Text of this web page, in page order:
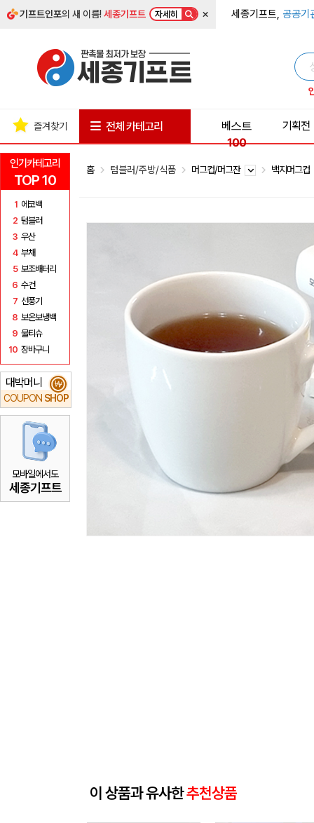
기프트인포의 새 이름!세종기프트 자세히 × 세종기프트, 공공기
인기카테고리
TOP 10
1 에코백
2 텀블러
3 우산
4 부채
5 보조배터리
6 수건
7 선풍기
8 보온보냉백
9 물티슈
10 장바구니
대박머니
COUPON SHOP
₩
모바일에서도
세종기프트
즐겨찾기 전체 카테고리
베스트
100
기획전
홈 텀블러/주방/식품 머그컵/머그잔 백지머그컵
이 상품과 유사한추천상품